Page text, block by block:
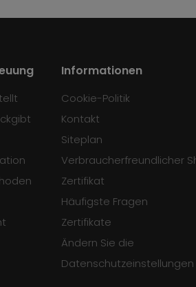
Informationen
Cookie-Politik
Kontakt
Siteplan
Verbraucherfreundlicher
Zertifikat
Häufigste Fragen
Zertifikate
Ändern Sie die
Datenschutzeinstellungen